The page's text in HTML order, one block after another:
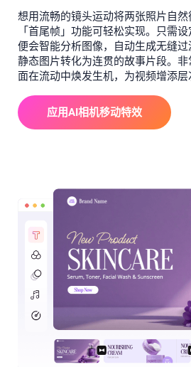
想用流畅的镜头运动将两张照片自
「首尾帧」功能可轻松实现。只需
便会智能分析图像，自动生成无缝
静态图片转化为连贯的故事片段。
面在流动中焕发生机，为视频增添层
应用AI相机移动特效